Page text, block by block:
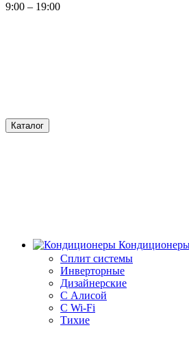
9:00 – 19:00
Каталог
Сплит системы
Инверторные
Дизайнерские
С Алисой
C Wi-Fi
Тихие